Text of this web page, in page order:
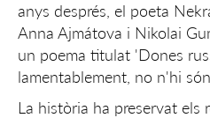
anys després, el poeta
Anna Ajmátova i Nikolai
un poema titulat 'Dones
lamentablement, no n'hi
La història ha preservat els